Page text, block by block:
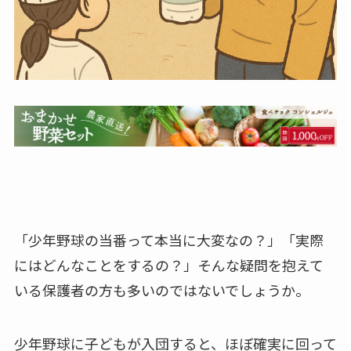
「少年野球の当番って本当に大変なの？」「実際
にはどんなことをするの？」そんな疑問を抱えて
いる保護者の方も多いのではないでしょうか。
少年野球に子どもが入団すると、ほぼ確実に回って